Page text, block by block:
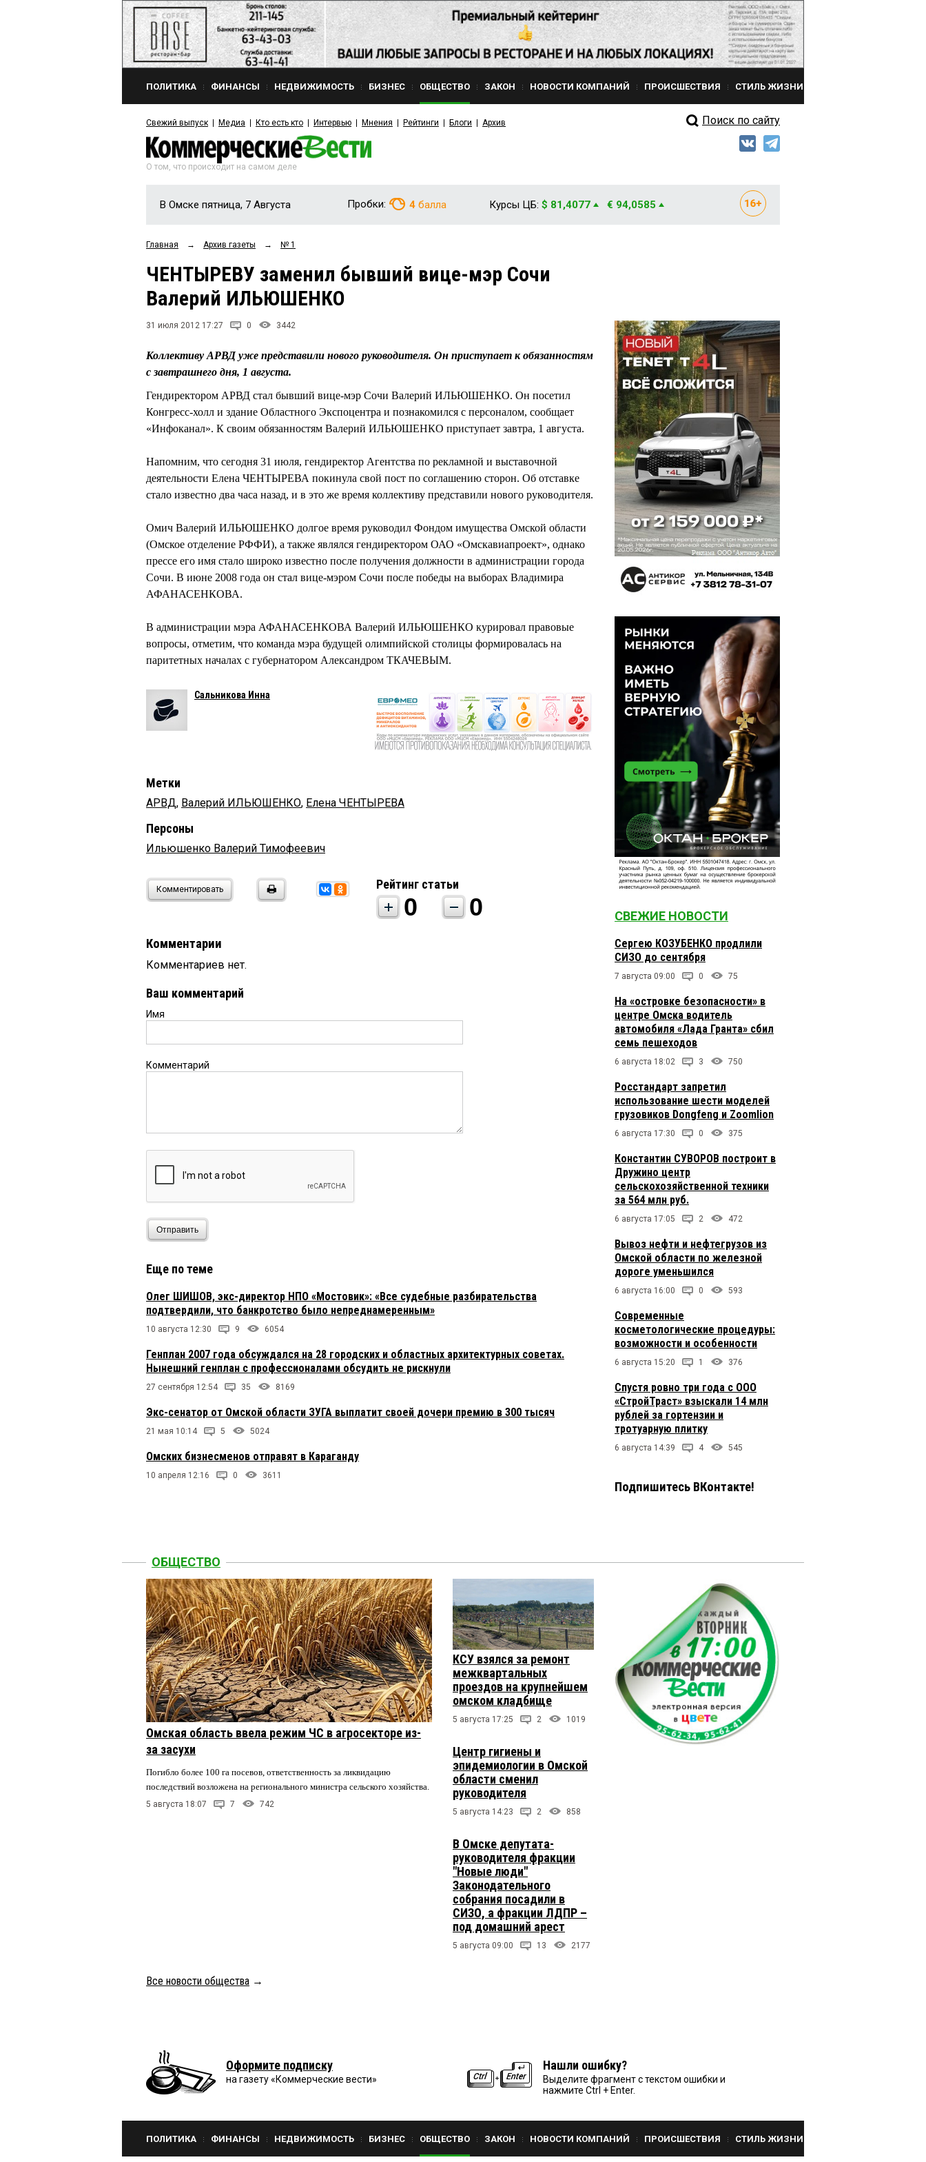
ПОЛИТИКА ФИНАНСЫ НЕДВИЖИМОСТЬ БИЗНЕС ОБЩЕСТВО ЗАКОН НОВОСТИ КОМПАНИЙ ПРОИСШЕСТВИЯ СТИЛЬ ЖИЗНИ
Свежий выпуск Медиа Кто есть кто Интервью Мнения Рейтинги Блоги Архив Поиск по сайту
О том, что происходит на самом деле
В Омске пятница, 7 Августа Пробки: 4 балла Курсы ЦБ: $ 81,4077 € 94,0585
Главная → Архив газеты → № 1
ЧЕНТЫРЕВУ заменил бывший вице-мэр Сочи
Валерий ИЛЬЮШЕНКО
31 июля 2012 17:27 0 3442
Коллективу АРВД уже представили нового руководителя. Он приступает к обязанностям
с завтрашнего дня, 1 августа.
Гендиректором АРВД стал бывший вице-мэр Сочи Валерий ИЛЬЮШЕНКО. Он посетил
Конгресс-холл и здание Областного Экспоцентра и познакомился с персоналом, сообщает
«Инфоканал». К своим обязанностям Валерий ИЛЬЮШЕНКО приступает завтра, 1 августа.
Напомним, что сегодня 31 июля, гендиректор Агентства по рекламной и выставочной
деятельности Елена ЧЕНТЫРЕВА покинула свой пост по соглашению сторон. Об отставке
стало известно два часа назад, и в это же время коллективу представили нового руководителя.
Омич Валерий ИЛЬЮШЕНКО долгое время руководил Фондом имущества Омской области
(Омское отделение РФФИ), а также являлся гендиректором ОАО «Омскавиапроект», однако
прессе его имя стало широко известно после получения должности в администрации города
Сочи. В июне 2008 года он стал вице-мэром Сочи после победы на выборах Владимира
АФАНАСЕНКОВА.
В администрации мэра АФАНАСЕНКОВА Валерий ИЛЬЮШЕНКО курировал правовые
вопросы, отметим, что команда мэра будущей олимпийской столицы формировалась на
паритетных началах с губернатором Александром ТКАЧЕВЫМ.
Сальникова Инна
Метки
АРВД, Валерий ИЛЬЮШЕНКО, Елена ЧЕНТЫРЕВА
Персоны
Ильюшенко Валерий Тимофеевич
Комментировать Рейтинг статьи
0 0
Комментарии
Комментариев нет.
Ваш комментарий
Имя
Комментарий
Отправить
Еще по теме
Олег ШИШОВ, экс-директор НПО «Мостовик»: «Все судебные разбирательства
подтвердили, что банкротство было непреднамеренным»
10 августа 12:30 9 6054
Генплан 2007 года обсуждался на 28 городских и областных архитектурных советах.
Нынешний генплан с профессионалами обсудить не рискнули
27 сентября 12:54 35 8169
Экс-сенатор от Омской области ЗУГА выплатит своей дочери премию в 300 тысяч
21 мая 10:14 5 5024
Омских бизнесменов отправят в Караганду
10 апреля 12:16 0 3611
СВЕЖИЕ НОВОСТИ
Сергею КОЗУБЕНКО продлили
СИЗО до сентября
7 августа 09:00 0 75
На «островке безопасности» в
центре Омска водитель
автомобиля «Лада Гранта» сбил
семь пешеходов
6 августа 18:02 3 750
Росстандарт запретил
использование шести моделей
грузовиков Dongfeng и Zoomlion
6 августа 17:30 0 375
Константин СУВОРОВ построит в
Дружино центр
сельскохозяйственной техники
за 564 млн руб.
6 августа 17:05 2 472
Вывоз нефти и нефтегрузов из
Омской области по железной
дороге уменьшился
6 августа 16:00 0 593
Современные
косметологические процедуры:
возможности и особенности
6 августа 15:20 1 376
Спустя ровно три года с ООО
«СтройТраст» взыскали 14 млн
рублей за гортензии и
тротуарную плитку
6 августа 14:39 4 545
Подпишитесь ВКонтакте!
ОБЩЕСТВО
Омская область ввела режим ЧС в агросекторе из-
за засухи
Погибло более 100 га посевов, ответственность за ликвидацию
последствий возложена на регионального министра сельского хозяйства.
5 августа 18:07 7 742
КСУ взялся за ремонт
межквартальных
проездов на крупнейшем
омском кладбище
5 августа 17:25 2 1019
Центр гигиены и
эпидемиологии в Омской
области сменил
руководителя
5 августа 14:23 2 858
В Омске депутата-
руководителя фракции
"Новые люди"
Законодательного
собрания посадили в
СИЗО, а фракции ЛДПР –
под домашний арест
5 августа 09:00 13 2177
Все новости общества →
Оформите подписку
на газету «Коммерческие вести»
Нашли ошибку?
Выделите фрагмент с текстом ошибки и
нажмите Ctrl + Enter.
ПОЛИТИКА ФИНАНСЫ НЕДВИЖИМОСТЬ БИЗНЕС ОБЩЕСТВО ЗАКОН НОВОСТИ КОМПАНИЙ ПРОИСШЕСТВИЯ СТИЛЬ ЖИЗНИ